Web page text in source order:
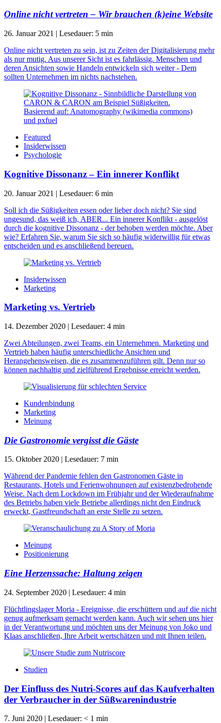
Online nicht vertreten – Wir brauchen (k)eine Website
26. Januar 2021 | Lesedauer: 5 min
Online nicht vertreten zu sein, ist zu Zeiten der Digitalisierung mehr
als nur mutig. Aus unserer Sicht ist es fahrlässig. Menschen und
deren Ansichten sowie Handeln entwickeln sich weiter - Dem
sollten Unternehmen im nichts nachstehen.
Featured
Insiderwissen
Psychologie
Kognitive Dissonanz – Ein innerer Konflikt
20. Januar 2021 | Lesedauer: 6 min
Soll ich die Süßigkeiten essen oder lieber doch nicht? Sie sind
ungesund, das weiß ich, ABER... Ein innerer Konflikt - ausgelöst
durch die kognitive Dissonanz - der behoben werden möchte. Aber
wie? Erfahren Sie, warum Sie sich so häufig widerwillig für etwas
entscheiden und es anschließend bereuen.
Insiderwissen
Marketing
Marketing vs. Vertrieb
14. Dezember 2020 | Lesedauer: 4 min
Zwei Abteilungen, zwei Teams, ein Unternehmen. Marketing und
Vertrieb haben häufig unterschiedliche Ansichten und
Herangehensweisen, die es zusammenzuführen gilt. Denn nur so
können nachhaltig und zielführend Ergebnisse erreicht werden.
Kundenbindung
Marketing
Meinung
Die Gastronomie vergisst die Gäste
15. Oktober 2020 | Lesedauer: 7 min
Während der Pandemie fehlen den Gastronomen Gäste in
Restaurants, Hotels und Ferienwohnungen auf existenzbedrohende
Weise. Nach dem Lockdown im Frühjahr und der Wiederaufnahme
des Betriebs haben viele Betriebe allerdings nicht den Eindruck
erweckt, Gastfreundschaft an erste Stelle zu setzen.
Meinung
Positionierung
Eine Herzenssache: Haltung zeigen
24. September 2020 | Lesedauer: 4 min
Flüchtlingslager Moria - Ereignisse, die erschüttern und auf die nicht
genug aufmerksam gemacht werden kann. Auch wir sehen uns hier
in der Verantwortung und möchten uns der Meinung von Joko und
Klaas anschließen, Ihre Arbeit wertschätzen und mit Ihnen teilen.
Studien
Der Einfluss des Nutri-Scores auf das Kaufverhalten
der Verbraucher in der Süßwarenindustrie
7. Juni 2020 | Lesedauer: < 1 min